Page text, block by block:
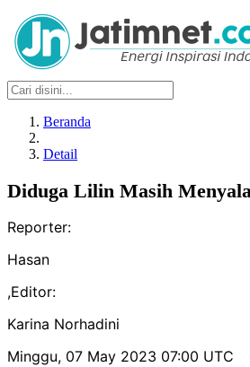
Beranda
Detail
Diduga Lilin Masih
Reporter:
Hasan
,Editor:
Karina Norhadini
Minggu, 07 May 2023 07:00 UTC